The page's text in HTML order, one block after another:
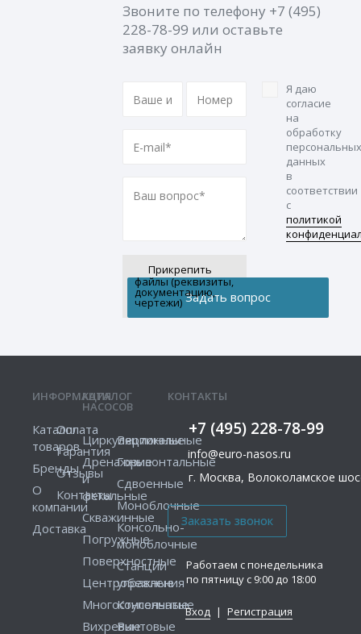
Звоните по телефону +7 (495)
228-78-99 или оставьте
заявку онлайн
Прикрепить
файлы (реквизиты,
документацию,
чертежи)
Я даю
согласие
на
обработку
персональных
данных
в
соответствии
с
политикой
КОНТАКТЫ
+7 (495) 228-78-99
info@euro-nasos.ru
г. Москва, Волоколамское
Работаем с понедельника
по пятницу с 9:00 до 18:00
Вход | Регистрация
ИНФОРМАЦИЯ
Каталог
товаров
Бренды
О
компании
Доставка
Оплата
Гарантия
Отзывы
Контакты
КАТАЛОГ
НАСОСОВ
Циркуляционные
Дренажные
и
фекальные
Скважинные
Погружные
Поверхностные
Центробежные
Многоступенчатые
Вихревые
Вертикальные
Горизонтальные
Сдвоенные
Моноблочные
Консольно-
моноблочные
Станции
управления
Консольные
Винтовые